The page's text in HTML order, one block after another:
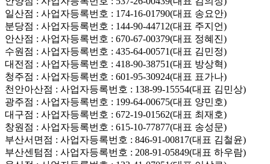
일산점 : 사업자등록번호 : 174-16-01790(대표 송요안)
분당점 : 사업자등록번호 : 144-90-44712(대표 주지언)
안산점 : 사업자등록번호 : 670-67-00379(대표 정혜진)
수원점 : 사업자등록번호 : 435-64-00571(대표 김민정)
대전점 : 사업자등록번호 : 418-90-38751(대표 방상혁)
청주점 : 사업자등록번호 : 601-95-30924(대표 표가나)
천안아산점 : 사업자등록번호 : 138-99-15554(대표 김민상)
광주점 : 사업자등록번호 : 199-64-00675(대표 양민호)
대구점 : 사업자등록번호 : 672-19-01562(대표 최재호)
창원점 : 사업자등록번호 : 615-10-77877(대표 송성문)
부산서면점 : 사업자등록번호 : 846-91-00817(대표 김철윤)
부산센텀점 : 사업자등록번호 : 208-91-05849(대표 하우람)